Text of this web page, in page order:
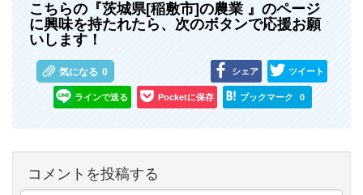
こちらの『茨城県[稲敷市]の農業 』のページ
に興味を持たれたら、次のボタンで応援お願
いします！
気になる 0 シェア ツイート
ラインで送る Pocketに保存 ブックマーク 0
コメントを投稿する